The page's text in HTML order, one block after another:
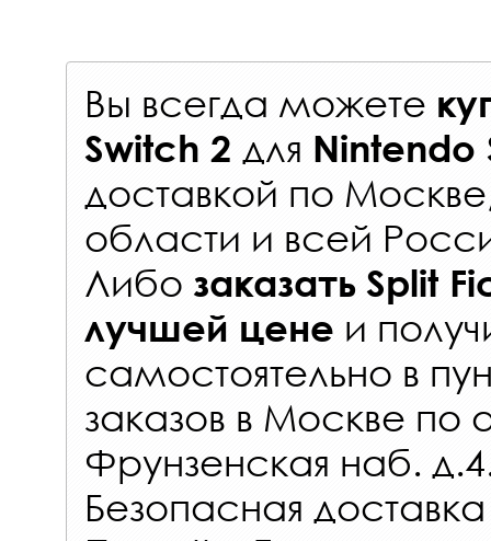
Вы всегда можете
Switch 2 для Nintendo
доставкой по
области и всей
Либо заказать Split
лучшей цене и
самостоятельно в
заказов в Москве по
Фрунзенская наб.
Безопасная